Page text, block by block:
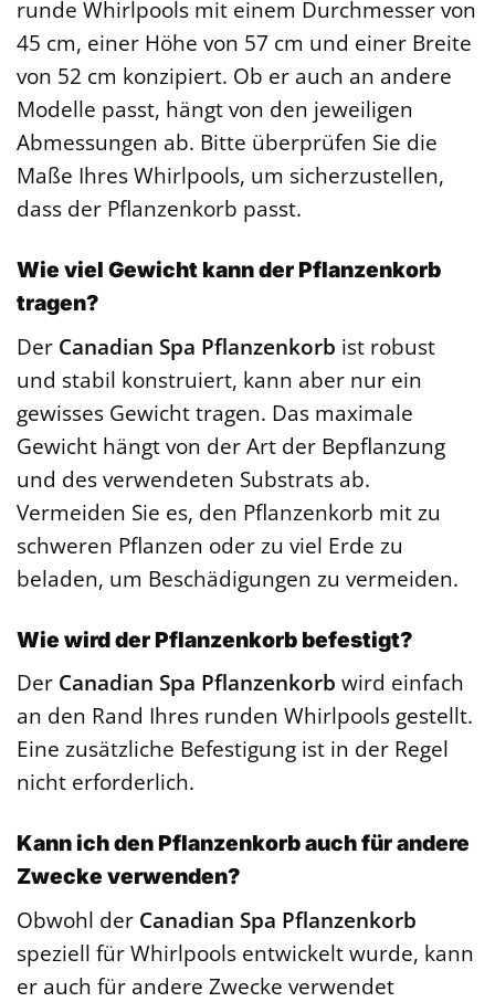
runde Whirlpools mit einem Durchmesser von
45 cm, einer Höhe von 57 cm und einer Breite
von 52 cm konzipiert. Ob er auch an andere
Modelle passt, hängt von den jeweiligen
Abmessungen ab. Bitte überprüfen Sie die
Maße Ihres Whirlpools, um sicherzustellen,
dass der Pflanzenkorb passt.
Wie viel Gewicht kann der Pflanzenkorb
tragen?
Der Canadian Spa Pflanzenkorb ist robust
und stabil konstruiert, kann aber nur ein
gewisses Gewicht tragen. Das maximale
Gewicht hängt von der Art der Bepflanzung
und des verwendeten Substrats ab.
Vermeiden Sie es, den Pflanzenkorb mit zu
schweren Pflanzen oder zu viel Erde zu
beladen, um Beschädigungen zu vermeiden.
Wie wird der Pflanzenkorb befestigt?
Der Canadian Spa Pflanzenkorb wird einfach
an den Rand Ihres runden Whirlpools gestellt.
Eine zusätzliche Befestigung ist in der Regel
nicht erforderlich.
Kann ich den Pflanzenkorb auch für andere
Zwecke verwenden?
Obwohl der Canadian Spa Pflanzenkorb
speziell für Whirlpools entwickelt wurde, kann
er auch für andere Zwecke verwendet